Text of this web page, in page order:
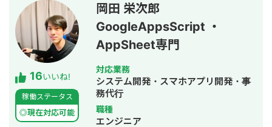
16いいね!
稼働ステータス
◎現在対応可能
岡田 栄次郎
GoogleAppsScript ・
AppSheet専門
対応業務
システム開発・スマホアプリ開発・事
務代行
職種
エンジニア